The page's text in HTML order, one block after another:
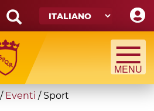
/ Eventi /Sport